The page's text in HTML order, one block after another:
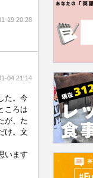
19 20:28
04 21:14
た。今
ころは
が、た
け。文
います